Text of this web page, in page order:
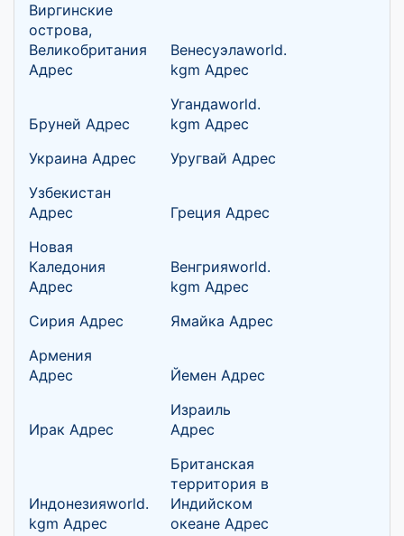
Виргинские
острова,
Великобритания
Адрес
Венесуэлаworld.
kgm Адрес
Бруней Адрес
Угандаworld.
kgm Адрес
Украина Адрес
Уругвай Адрес
Узбекистан
Адрес
Греция Адрес
Новая
Каледония
Адрес
Венгрияworld.
kgm Адрес
Сирия Адрес
Ямайка Адрес
Армения
Адрес
Йемен Адрес
Ирак Адрес
Израиль
Адрес
Индонезияworld.
kgm Адрес
Британская
территория в
Индийском
океане Адрес